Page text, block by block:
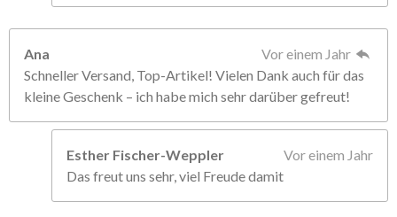
Ana
Vor einem Jahr
Schneller Versand, Top-Artikel! Vielen Dank auch für das
kleine Geschenk – ich habe mich sehr darüber gefreut!
Esther Fischer-Weppler
Vor einem Jahr
Das freut uns sehr, viel Freude damit